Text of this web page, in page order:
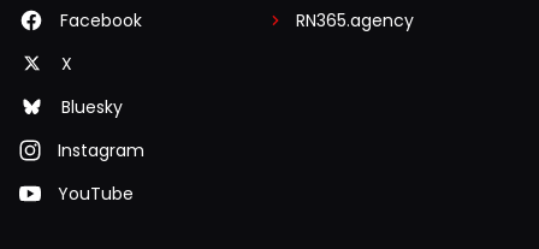
Facebook
X
Bluesky
Instagram
YouTube
RN365.agency